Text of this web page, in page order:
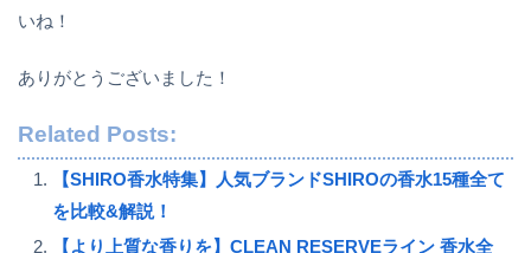
いね！
ありがとうございました！
Related Posts:
【SHIRO香水特集】人気ブランドSHIROの香水15種全て
を比較&解説！
【より上質な香りを】CLEAN RESERVEライン 香水全